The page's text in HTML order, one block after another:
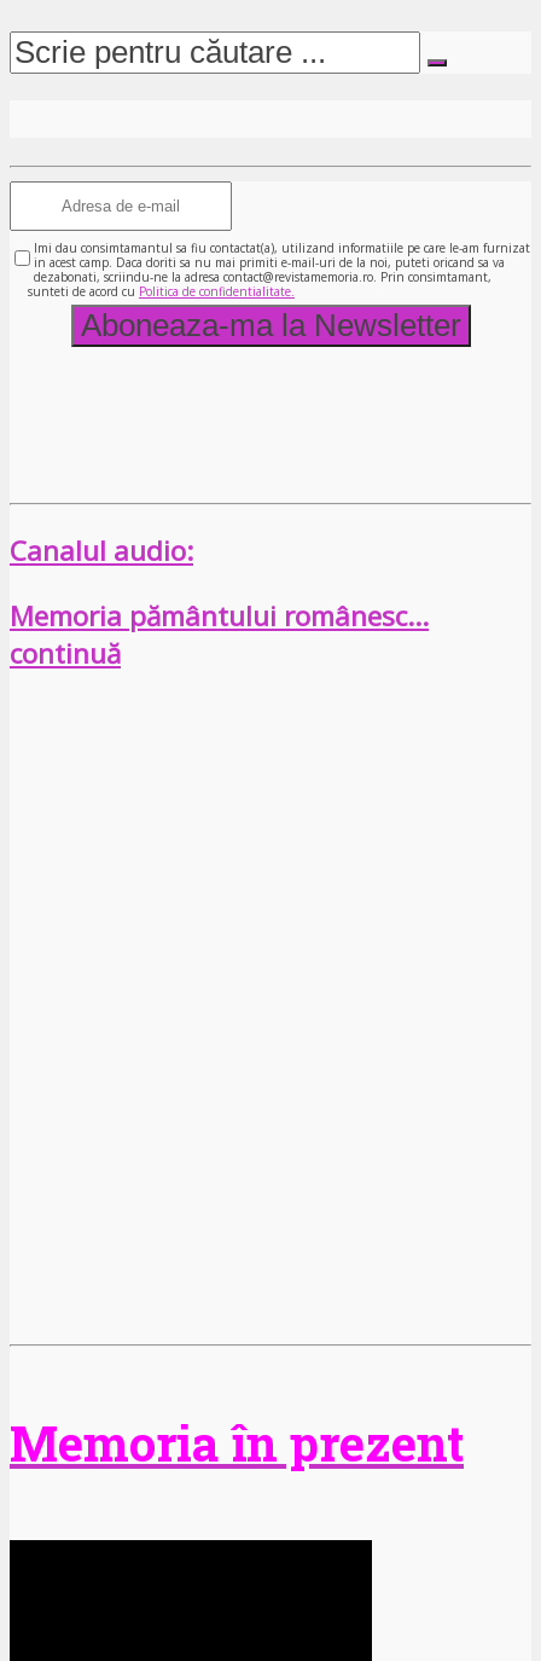
Imi dau consimtamantul sa fiu contactat(a), utilizand informatiile pe care le-am furnizat
in acest camp. Daca doriti sa nu mai primiti e-mail-uri de la noi, puteti oricand sa va
dezabonati, scriindu-ne la adresa contact@revistamemoria.ro. Prin consimtamant,
sunteti de acord cu Politica de confidentialitate.
Canalul audio:
Memoria pământului românesc…
continuă
Memoria în prezent